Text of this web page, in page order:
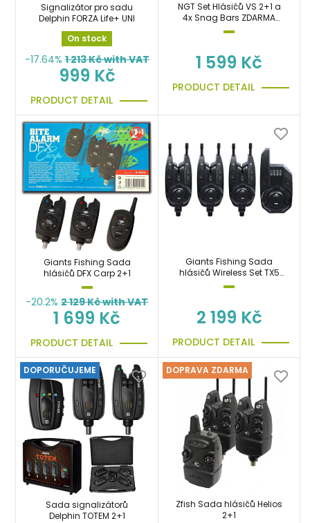
Signalizátor pro sadu
Delphin FORZA Life+ UNI
On stock
-17.64% 1 213Kč with VAT
999 Kč
PRODUCT DETAIL
NGT Set Hlásičů VS 2+1 a
4x Snag Bars ZDARMA
sada signalizátorů s
1 599 Kč
PRODUCT DETAIL
Giants Fishing Sada
hlásičů DFX Carp 2+1
-20.2% 2 129Kč with VAT
1 699 Kč
PRODUCT DETAIL
Giants Fishing Sada
hlásičů Wireless Set TX5
(3ks hlásič + přijímač)
2 199 Kč
PRODUCT DETAIL
DOPORUČUJEME
Sada signalizátorů
Delphin TOTEM 2+1
DOPRAVA ZDARMA
Zfish Sada hlásičů Helios
2+1